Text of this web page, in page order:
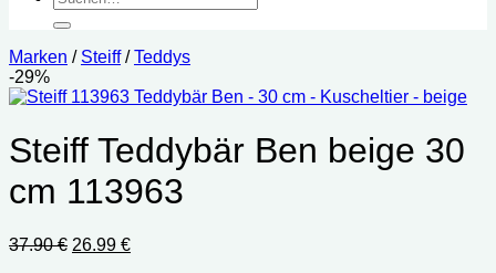
nach:
Marken / Steiff / Teddys
-29%
Steiff Teddybär Ben beige 30
cm 113963
37.90€ Ursprünglicher
26.99 €Aktueller